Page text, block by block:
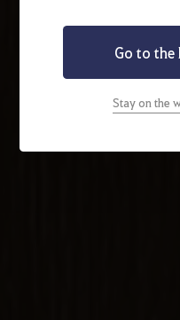
Go to the
Stay on the